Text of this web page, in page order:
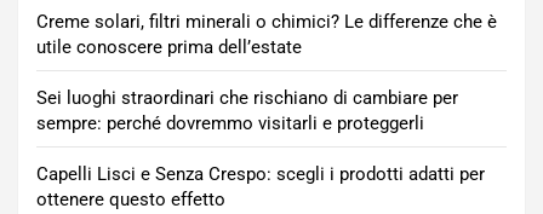
Creme solari, filtri minerali o chimici? Le differenze che è
utile conoscere prima dell’estate
Sei luoghi straordinari che rischiano di cambiare per
sempre: perché dovremmo visitarli e proteggerli
Capelli Lisci e Senza Crespo: scegli i prodotti adatti per
ottenere questo effetto